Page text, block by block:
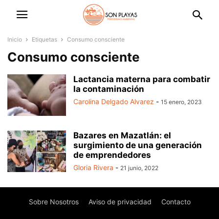
Inicio Etiquetas Consumo consciente
Consumo consciente
Lactancia materna para combatir
la contaminación
Carolina Delgado Alvarez - 15 enero, 2023
Bazares en Mazatlán: el
surgimiento de una generación
de emprendedores
Gloria Rivera - 21 junio, 2022
Sobre Nosotros Aviso de privacidad Contacto